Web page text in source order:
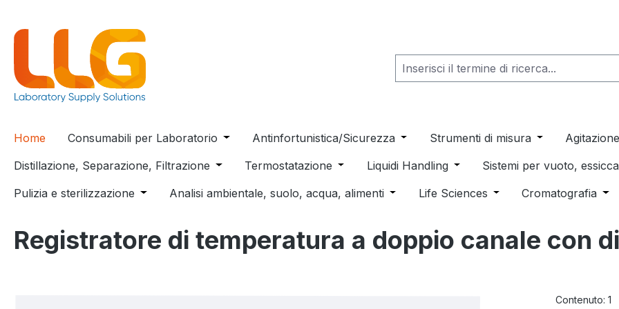
Home Consumabili per Laboratorio Open or close the dropdown menu from the category Consumabili per
Antinfortunistica/Sicurezza Open or close the dropdown menu
Strumenti di misura Open or close
Distillazione, Separazione, Filtrazione Open or close the dropdown menu from the category Distillazione,
Termostatazione Open or close the dropdown menu from the
Liquidi Handling Open or close the dropdown
Sistemi per vuoto,
Pulizia e sterilizzazione Open or close the dropdown menu from the category Pulizia e sterilizzazione
Analisi ambientale, suolo, acqua, alimenti Open or close the dropdown menu from
Life Sciences Open or close the
Cromatografia
Registratore di temperatura a doppio canale con
Contenuto: 1